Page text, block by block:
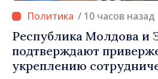
/ 10 часов назад
Республика Молдова и
подтверждают
укреплению